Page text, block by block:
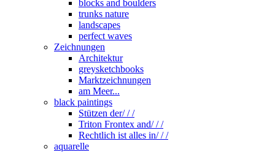
blocks and boulders
trunks nature
landscapes
perfect waves
Zeichnungen
Architektur
greysketchbooks
Marktzeichnungen
am Meer...
black paintings
Stützen der/ / /
Triton Frontex and/ / /
Rechtlich ist alles in/ / /
aquarelle